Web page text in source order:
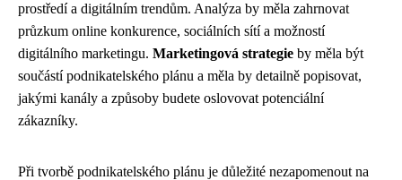
prostředí a digitálním trendům. Analýza by měla zahrnovat
průzkum online konkurence, sociálních sítí a možností
digitálního marketingu. Marketingová strategie by měla být
součástí podnikatelského plánu a měla by detailně popisovat,
jakými kanály a způsoby budete oslovovat potenciální
zákazníky.
Při tvorbě podnikatelského plánu je důležité nezapomenout na